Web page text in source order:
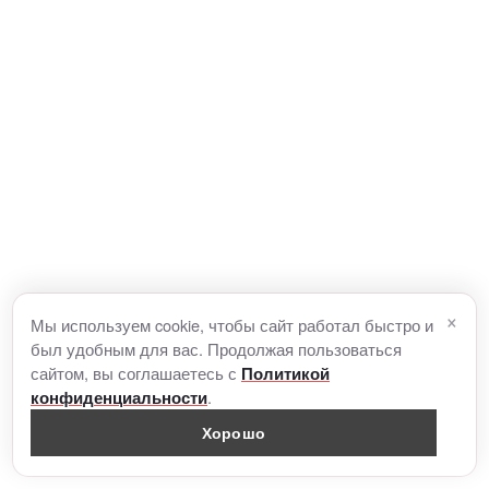
Мы используем cookie, чтобы сайт работал быстро и
был удобным для вас. Продолжая пользоваться
сайтом, вы соглашаетесь с Политикой
конфиденциальности.
Хорошо
×